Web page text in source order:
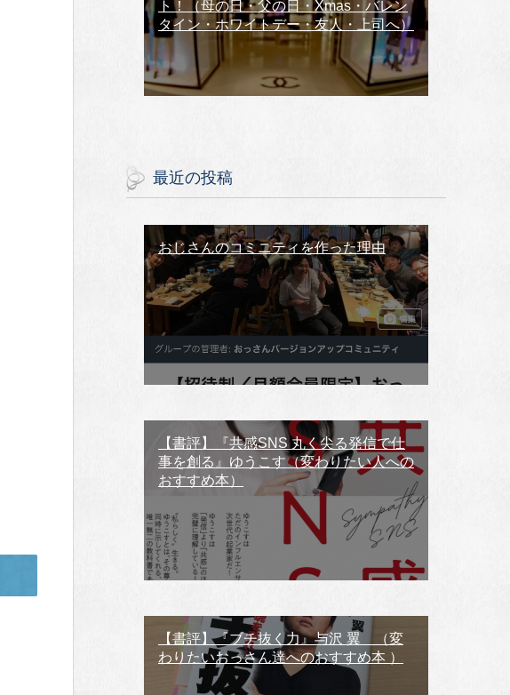
ト！（母の日・父の日・Xmas・バレン
タイン・ホワイトデー・友人・上司へ）
最近の投稿
おじさんのコミニティを作った理由
【書評】『共感SNS 丸く尖る発信で仕
事を創る』ゆうこす（変わりたい人への
おすすめ本）
【書評】『ブチ抜く力』与沢 翼 （変
わりたいおっさん達へのおすすめ本 ）